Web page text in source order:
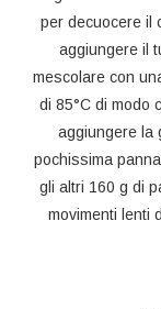
per decuocere il
aggiungere il
mescolare con
di 85°C di modo
aggiungere la
pochissima
gli altri 160 g di
movimenti lenti